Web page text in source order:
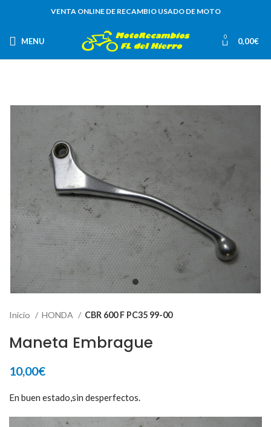
VENTA ONLINE DE RECAMBIO USADO DE MOTO
MENU 0 0,00€
Inicio HONDA CBR 600 F PC35 99-00
Maneta Embrague
10,00€
En buen estado,sin desperfectos.